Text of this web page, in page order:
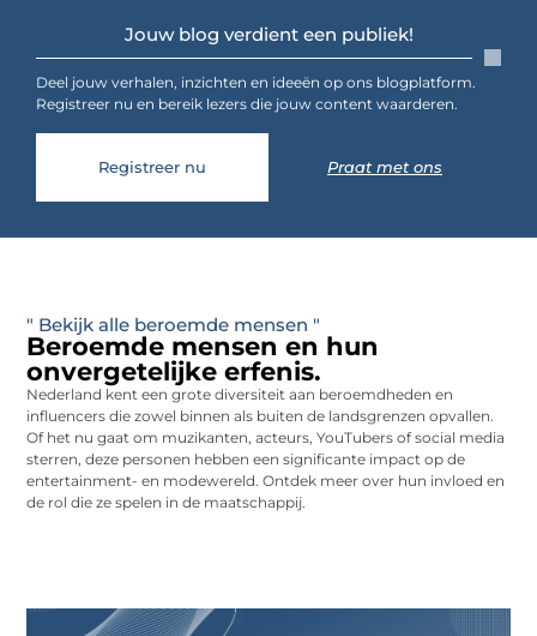
Jouw blog verdient een publiek!
Deel jouw verhalen, inzichten en ideeën op ons blogplatform.
Registreer nu en bereik lezers die jouw content waarderen.
Registreer nu Praat met ons
" Bekijk alle beroemde mensen "
Beroemde mensen en hun
onvergetelijke erfenis.
Nederland kent een grote diversiteit aan beroemdheden en
influencers die zowel binnen als buiten de landsgrenzen opvallen.
Of het nu gaat om muzikanten, acteurs, YouTubers of social media
sterren, deze personen hebben een significante impact op de
entertainment- en modewereld. Ontdek meer over hun invloed en
de rol die ze spelen in de maatschappij.